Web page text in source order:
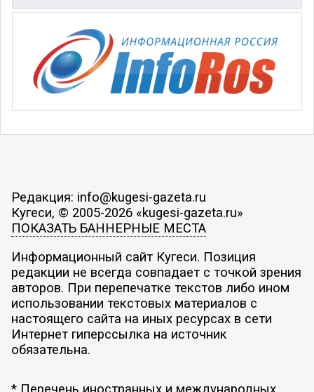
Редакция: info@kugesi-gazeta.ru
Кугеси, © 2005-2026 «kugesi-gazeta.ru»
ПОКАЗАТЬ БАННЕРНЫЕ МЕСТА
Информационный сайт Кугеси. Позиция
редакции не всегда совпадает с точкой зрения
авторов. При перепечатке текстов либо ином
использовании текстовых материалов с
настоящего сайта на иных ресурсах в сети
Интернет гиперссылка на источник
обязательна.